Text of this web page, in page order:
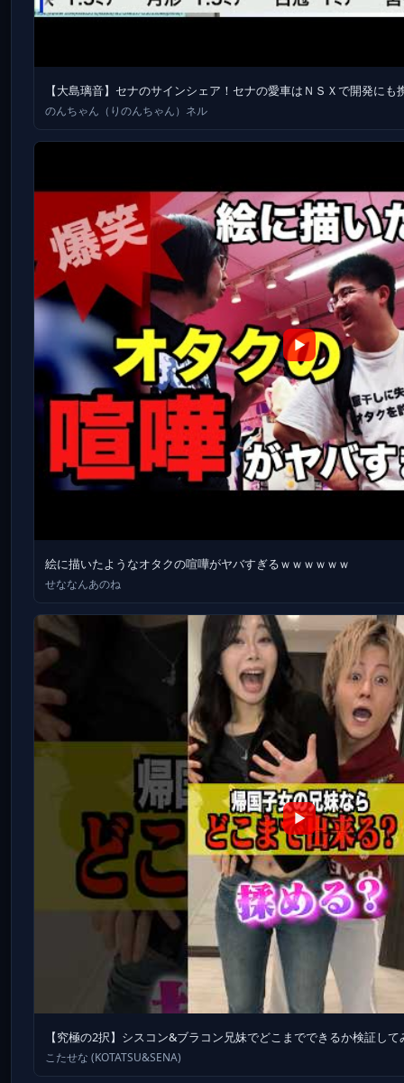
【大島璃音】セナのサインシェア！セナの愛車はＮＳＸで開発にも
のんちゃん（りのんちゃん）ネル
▶
絵に描いたようなオタクの喧嘩がヤバすぎるｗｗｗｗｗｗ
せななんあのね
▶
【究極の2択】シスコン&ブラコン兄妹でどこまでできるか検証し
こたせな (KOTATSU&SENA)